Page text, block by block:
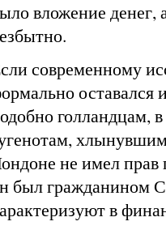
вложение
современному
оставался
голландцам,
не имел прав
был гражданином
в